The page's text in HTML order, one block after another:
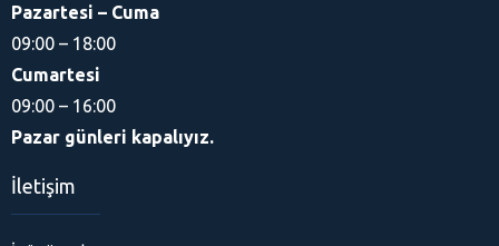
Pazartesi – Cuma
09:00 – 18:00
Cumartesi
09:00 – 16:00
Pazar günleri kapalıyız.
İletişim